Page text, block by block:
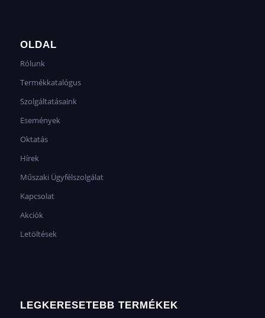
OLDAL
Rólunk
Termékkatalógus
Szolgáltatásaink
Események
Oktatás
Hírek
Műszaki Ügyfélszolgálat
Kapcsolat
Akciók
Letöltések
LEGKERESETEBB TERMÉKEK